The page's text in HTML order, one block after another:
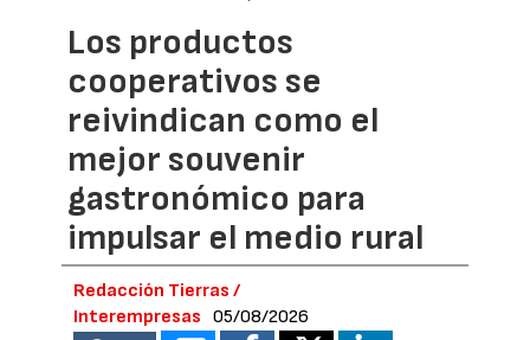
Los productos
cooperativos se
reivindican como el
mejor souvenir
gastronómico para
impulsar el medio rural
Redacción Tierras /
Interempresas
05/08/2026